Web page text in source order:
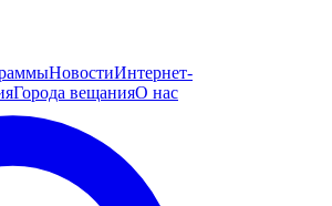
НовостиИнтернет-
Города вещанияО нас